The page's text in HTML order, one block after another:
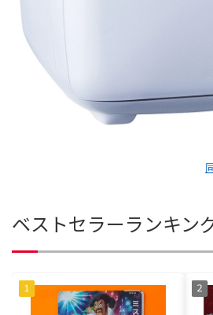
ベストセラーランキン